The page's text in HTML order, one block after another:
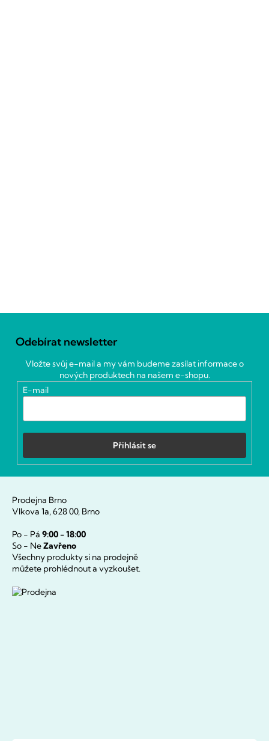
Odebírat newsletter
Vložte svůj e-mail a my vám budeme zasílat informace o
nových produktech na našem e-shopu.
E-mail
Přihlásit se
Prodejna Brno
Vlkova 1a, 628 00, Brno
Po - Pá 9:00 - 18:00
So - NeZavřeno
Všechny produkty si na prodejně
můžete prohlédnout a vyzkoušet.